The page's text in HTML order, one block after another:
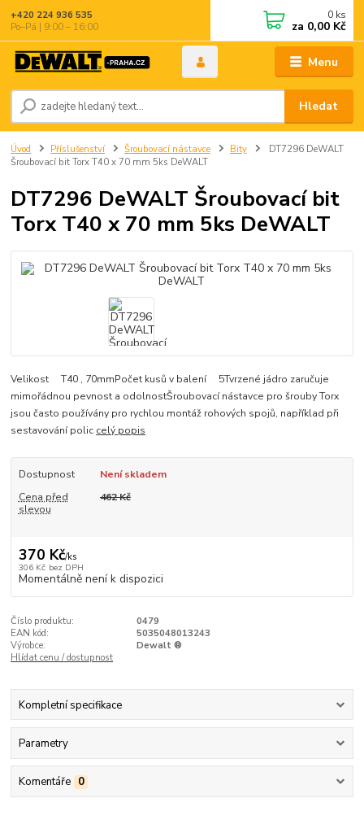
Menu
Hledat
+420 224 936 535
Po–Pá | 9:00 – 16:00
0 ks
za 0,00 Kč
Úvod Příslušenství Šroubovací nástavce Bity
DT7296 DeWALT
Šroubovací bit Torx T40 x 70 mm 5ks DeWALT
DT7296 DeWALT Šroubovací bit
Torx T40 x 70 mm 5ks DeWALT
Velikost T40 , 70mmPočet kusů v balení 5Tvrzené jádro zaručuje
mimořádnou pevnost a odolnostŠroubovací nástavce pro šrouby Torx
jsou často používány pro rychlou montáž rohových spojů, například při
sestavování polic celý popis
Dostupnost
Není skladem
Cena před
slevou
462 Kč
370 Kč/ks
306 Kč bez DPH
Momentálně není k dispozici
Číslo produktu:
0479
EAN kód:
5035048013243
Výrobce:
Dewalt ®
Hlídat cenu / dostupnost
Kompletní specifikace
Parametry
Komentáře 0